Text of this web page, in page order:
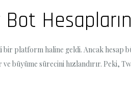
platform haline geldi. Ancak hesap
sürecini hızlandırır. Peki,